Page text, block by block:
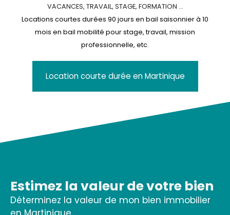
VACANCES, TRAVAIL, STAGE, FORMATION ...
Locations courtes durées 90 jours en bail saisonnier à 10
mois en bail mobilité pour stage, travail, mission
professionnelle, etc.
Location courte durée en Martinique
Estimez la valeur de votre bien
Déterminez la valeur de mon bien immobilier